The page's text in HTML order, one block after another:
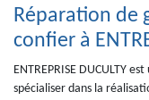
Réparation de
confier à
ENTREPRISE DUCULTY
spécialiser dans la